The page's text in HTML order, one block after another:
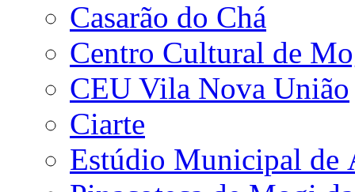
Casarão do Chá
Centro Cultural de
CEU Vila Nova União
Ciarte
Estúdio Municipal de